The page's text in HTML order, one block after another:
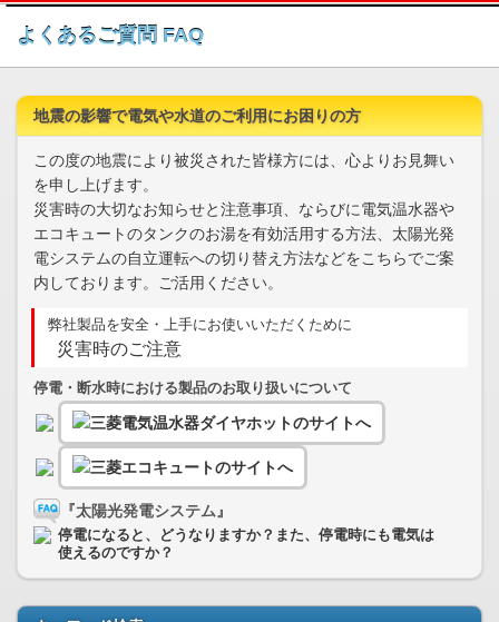
このページの本文へ
よくあるご質問 FAQ
地震の影響で電気や水道のご利用にお困りの方
この度の地震により被災された皆様方には、心よりお見舞い
を申し上げます。
災害時の大切なお知らせと注意事項、ならびに電気温水器や
エコキュートのタンクのお湯を有効活用する方法、太陽光発
電システムの自立運転への切り替え方法などをこちらでご案
内しております。ご活用ください。
弊社製品を安全・上手にお使いいただくために
災害時のご注意
停電・断水時における製品のお取り扱いについて
『太陽光発電システム』
停電になると、どうなりますか？また、停電時にも電気は
使えるのですか？